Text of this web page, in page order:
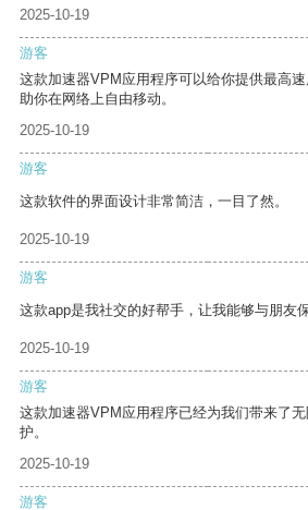
2025-10-19
游客
这款加速器VPM应用程序可以给你提供最高
助你在网络上自由移动。
2025-10-19
游客
这款软件的界面设计非常简洁，一目了然。
2025-10-19
游客
这款app是我社交的好帮手，让我能够与朋友
2025-10-19
游客
这款加速器VPM应用程序已经为我们带来了
护。
2025-10-19
游客